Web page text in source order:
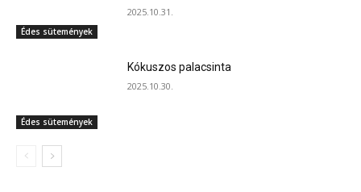
Édes sütemények
2025.10.31.
Édes sütemények
Kókuszos palacsinta
2025.10.30.